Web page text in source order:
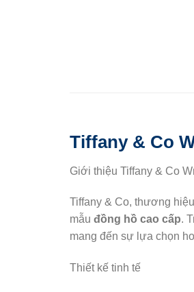
Tiffany & Co
Giới thiệu Tiffany & Co
Tiffany & Co, thương
mẫu đồng hồ cao cấp.
mang đến sự lựa chọn
Thiết kế tinh tế